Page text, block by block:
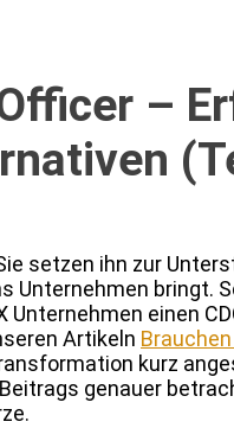
–
setzen ihn zur
Unternehmen bringt.
einen
Artikeln
kurz
genauer